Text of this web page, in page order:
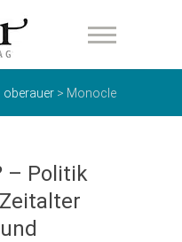
oberauer > Monocle
– Politik